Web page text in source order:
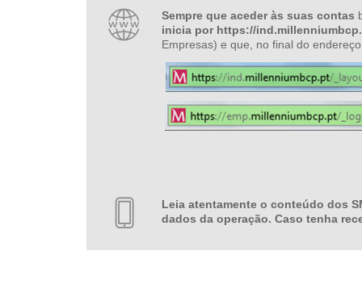
Sempre que aceder às suas contas
inicia por https://
Empresas) e que, no final do
Leia atentamente o conteúdo dos
dados da operação. Caso tenha